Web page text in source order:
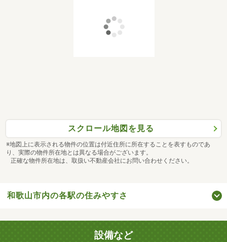
スクロール地図を見る
※地図上に表示される物件の位置は付近住所に所在することを表すものであ
り、実際の物件所在地とは異なる場合がございます。
正確な物件所在地は、取扱い不動産会社にお問い合わせください。
和歌山市内の各駅の住みやすさ
設備など